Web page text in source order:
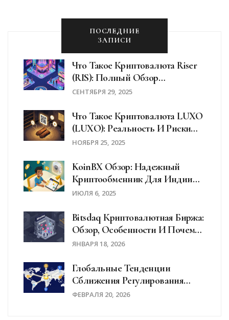
ПОСЛЕДНИЕ
ЗАПИСИ
Что Такое Криптовалюта Riser
(RIS): Полный Обзор
Экосистемы Metarise
СЕНТЯБРЯ 29, 2025
Что Такое Криптовалюта LUXO
(LUXO): Реальность И Риски
Аутентификации Роскоши На
НОЯБРЯ 25, 2025
KoinBX Обзор: Надежный
Криптообменник Для Индии
Или Риск Для Трейдеров?
ИЮЛЯ 6, 2025
Bitsdaq Криптовалютная Биржа:
Обзор, Особенности И Почему
Она Закрылась
ЯНВАРЯ 18, 2026
Глобальные Тенденции
Сближения Регулирования
Криптовалют: Как Страны
ФЕВРАЛЯ 20, 2026